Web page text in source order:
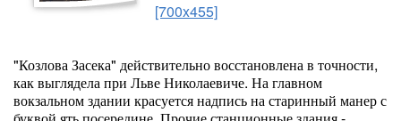
[700x455]
"Козлова Засека" действительно восстановлена в точности,
как выглядела при Льве Николаевиче. На главном
вокзальном здании красуется надпись на старинный манер с